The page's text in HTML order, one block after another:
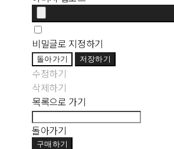
비밀글로 지정하기
돌아가기 저장하기
수정하기
삭제하기
목록으로 가기
돌아가기
구매하기